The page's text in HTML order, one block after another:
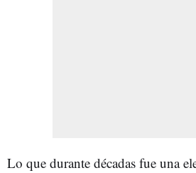
Lo que durante décadas fue una